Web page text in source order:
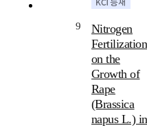
the hairy vetch
of soil
environment
reclaimed land
during silage
corn
over the past
years. Plots
9
Nitrogen
Fertilization
on the
Growth of
Rape
(Brassica
napus L.) in